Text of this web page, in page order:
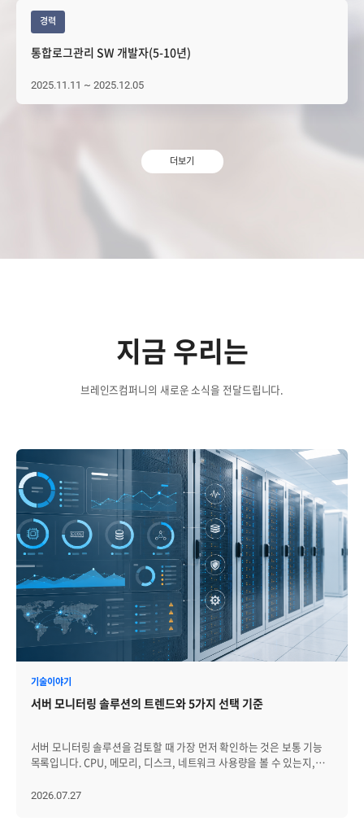
경력
통합로그관리 SW 개발자(5-10년)
2025.11.11 ~ 2025.12.05
더보기
지금 우리는
브레인즈컴퍼니의 새로운 소식을 전달드립니다.
기술이야기
서버 모니터링 솔루션의 트렌드와 5가지 선택 기준
서버 모니터링 솔루션을 검토할 때 가장 먼저 확인하는 것은 보통 기능
목록입니다. CPU, 메모리, 디스크, 네트워크 사용량을 볼 수 있는지,
항목입니다. 물론 이러한 기능은 중요합니다. 하지만 실제 운영
2026.07.27